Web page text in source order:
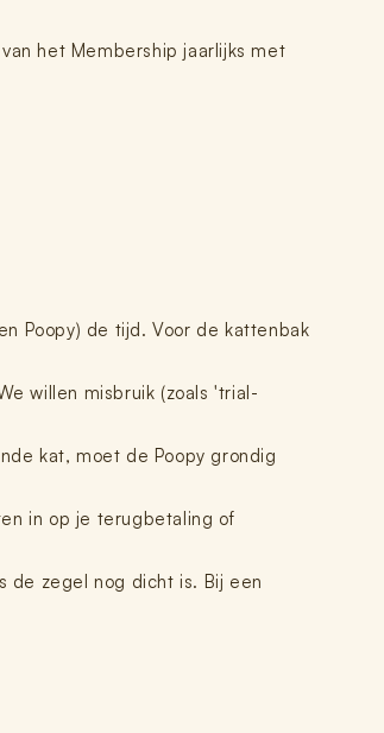
het Membership jaarlijks met
Poopy) de tijd. Voor de kattenbak
willen misbruik (zoals 'trial-
kat, moet de Poopy grondig
in op je terugbetaling of
de zegel nog dicht is. Bij een